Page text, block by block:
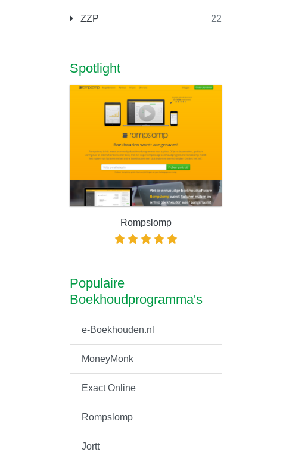
ZZP 22
Spotlight
Rompslomp
Populaire
Boekhoudprogramma's
e-Boekhouden.nl
MoneyMonk
Exact Online
Rompslomp
Jortt